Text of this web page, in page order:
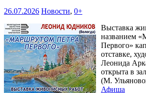
26.07.2026 Новости, 0+
Выставка
названием
Первого»
отставке,
Леонида
открыта в
(М.
Афиша